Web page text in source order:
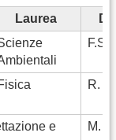
Laurea
R.
e
M.